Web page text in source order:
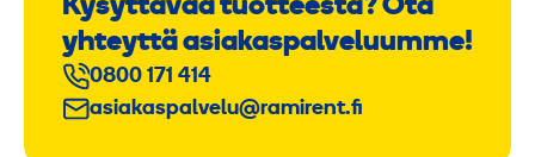
Kysyttävää tuotteesta? Ota
yhteyttä asiakaspalveluumme!
0800 171 414
asiakaspalvelu@ramirent.fi